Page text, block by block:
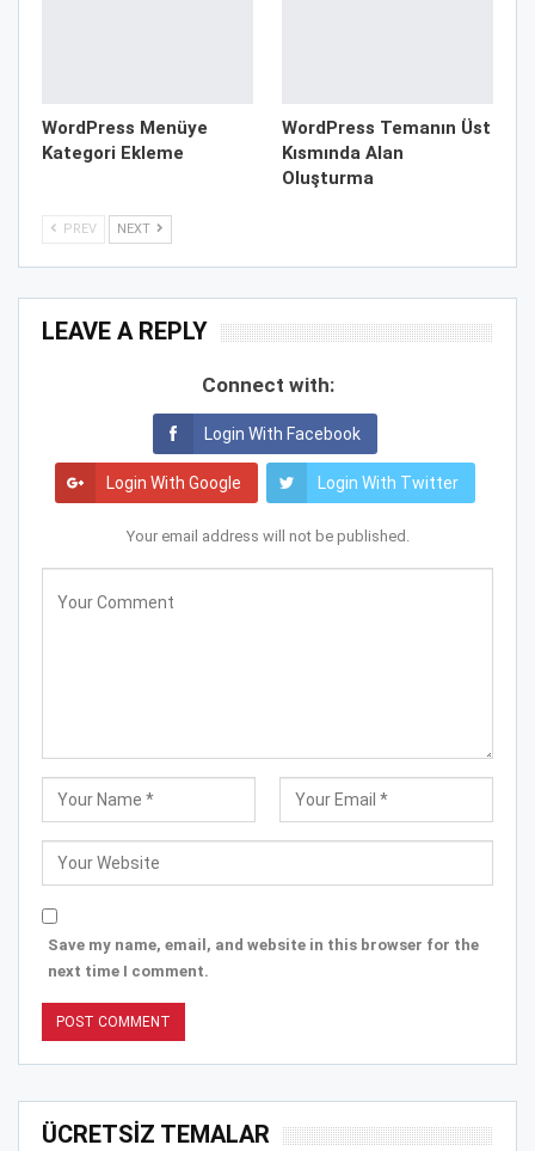
WordPress Menüye
Kategori Ekleme
WordPress Temanın Üst
Kısmında Alan
Oluşturma
PREV NEXT
LEAVE A REPLY
Connect with:
Login With Facebook
Login With Google Login With Twitter
Your email address will not be published.
Save my name, email, and website in this browser for the
next time I comment.
ÜCRETSİZ TEMALAR